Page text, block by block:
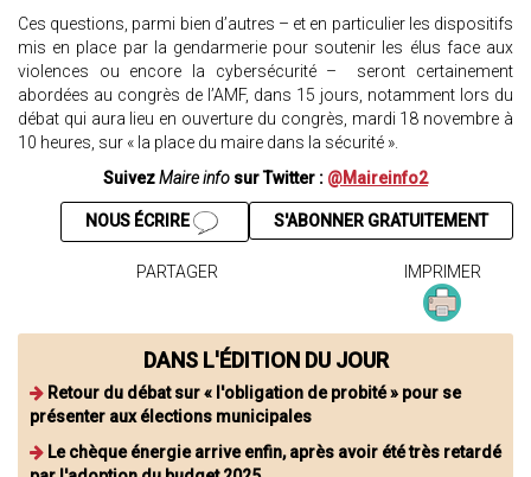
Ces questions, parmi bien d’autres – et en particulier les dispositifs
mis en place par la gendarmerie pour soutenir les élus face aux
violences ou encore la cybersécurité – seront certainement
abordées au congrès de l’AMF, dans 15 jours, notamment lors du
débat qui aura lieu en ouverture du congrès, mardi 18 novembre à
10 heures, sur « la place du maire dans la sécurité ».
SuivezMaire info sur Twitter : @Maireinfo2
S'ABONNER GRATUITEMENT
NOUS ÉCRIRE
PARTAGER IMPRIMER
DANS L'ÉDITION DU JOUR
Retour du débat sur « l'obligation de probité » pour se
présenter aux élections municipales
Le chèque énergie arrive enfin, après avoir été très retardé